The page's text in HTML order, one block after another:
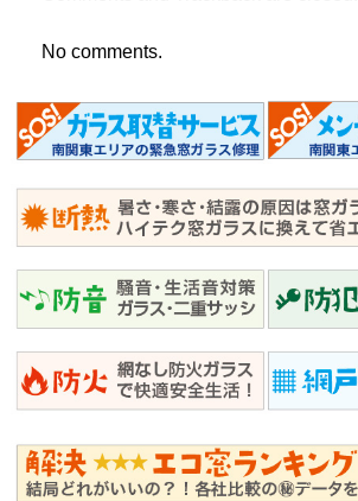
No comments.